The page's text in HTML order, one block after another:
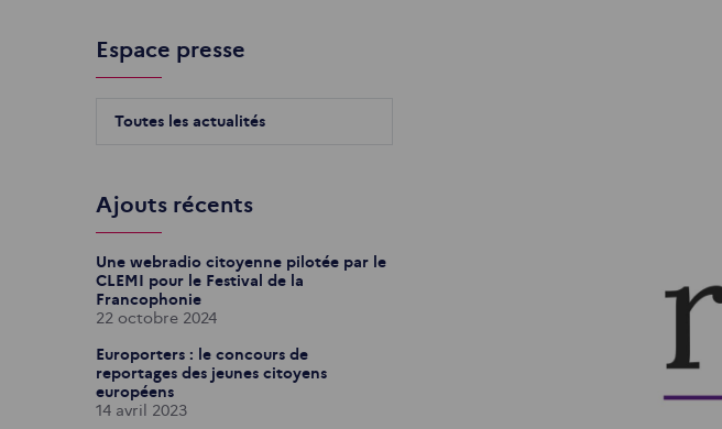
Espace presse
Toutes les actualités
Ajouts récents
Une webradio citoyenne pilotée par le
CLEMI pour le Festival de la
Francophonie
22 octobre 2024
Europorters : le concours de
reportages des jeunes citoyens
européens
14 avril 2023